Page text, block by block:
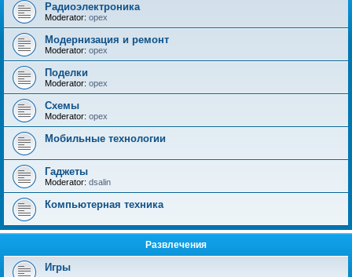
Радиоэлектроника
Moderator: opex
Модернизация и ремонт
Moderator: opex
Поделки
Moderator: opex
Схемы
Moderator: opex
Мобильные технологии
Гаджеты
Moderator: dsalin
Компьютерная техника
Развлечения
Игры